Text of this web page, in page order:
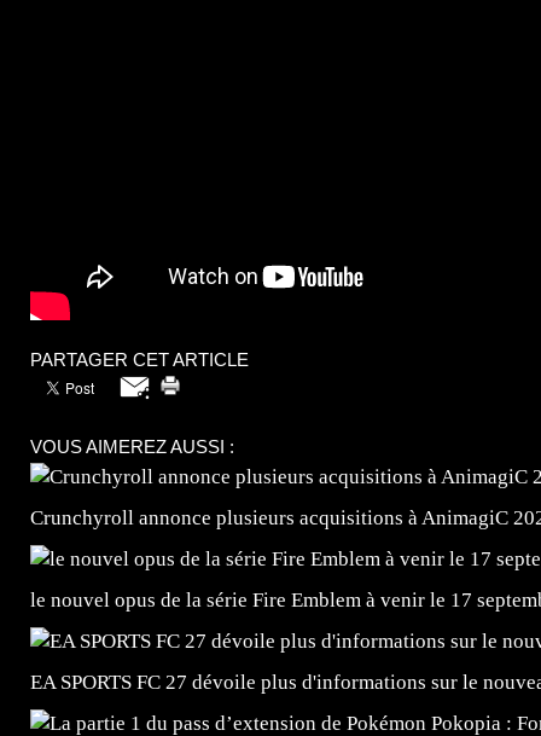
PARTAGER CET ARTICLE
VOUS AIMEREZ AUSSI :
Crunchyroll annonce plusieurs acquisitions à AnimagiC
le nouvel opus de la série Fire Emblem à venir le 17
EA SPORTS FC 27 dévoile plus d'informations sur le